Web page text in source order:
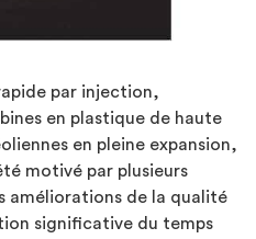
par injection,
en plastique de haute
en pleine expansion,
motivé par plusieurs
améliorations de la qualité
significative du temps